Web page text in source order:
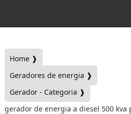
Home ❱
Geradores de energia ❱
Gerador - Categoria ❱
gerador de energia a diesel 500 kva